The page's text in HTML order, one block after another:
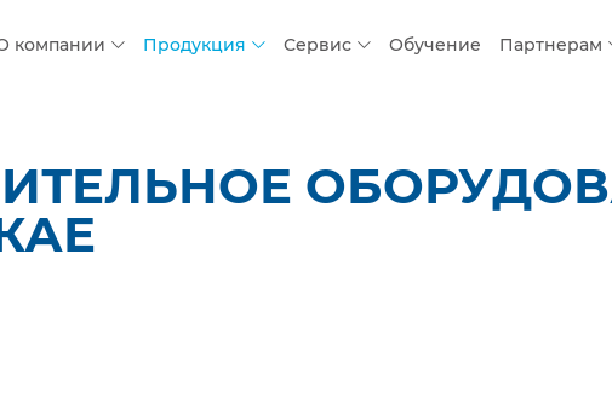
компании Продукция Сервис Обучение Партнерам